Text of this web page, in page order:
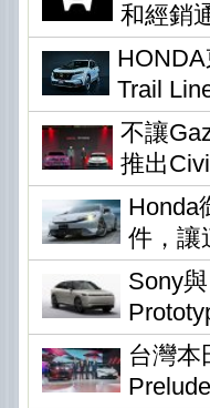
和經銷
Trail
不讓
推出
Honda
件，讓
Sony
台灣本